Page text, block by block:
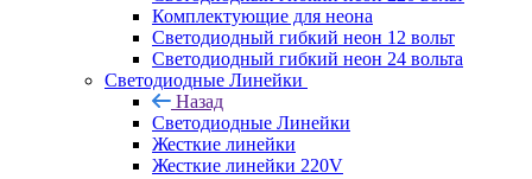
Комплектующие для неона
Светодиодный гибкий неон 12 вольт
Светодиодный гибкий неон 24 вольта
Светодиодные Линейки
Назад
Светодиодные Линейки
Жесткие линейки
Жесткие линейки 220V